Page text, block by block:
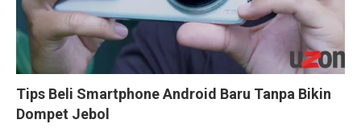
Tips Beli Smartphone Android Baru Tanpa Bikin
Dompet Jebol